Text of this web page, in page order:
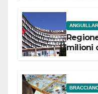
milioni